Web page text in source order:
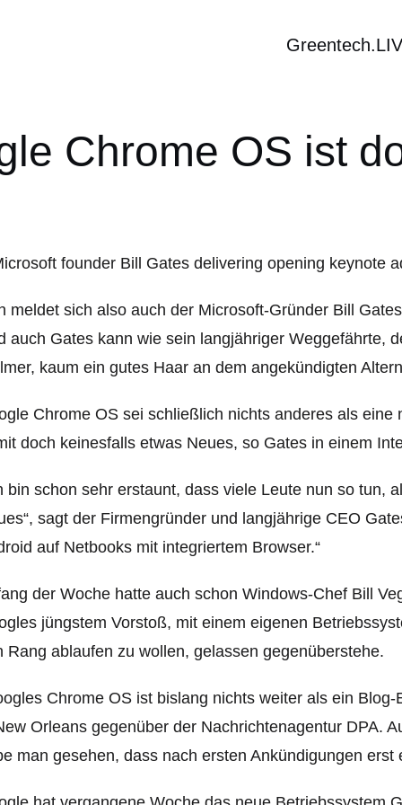
Chrome OS ist
meldet sich also auch der Microsoft-Gründer Bill
auch Gates kann wie sein langjähriger Weggefährte,
kaum ein gutes Haar an dem angekündigten
Chrome OS sei schließlich nichts anderes als
doch keinesfalls etwas Neues, so Gates in einem
bin schon sehr erstaunt, dass viele Leute nun so tun,
sagt der Firmengründer und langjährige CEO
auf Netbooks mit integriertem Browser.“
der Woche hatte auch schon Windows-Chef Bill
jüngstem Vorstoß, mit einem eigenen
Rang ablaufen zu wollen, gelassen gegenüberstehe.
Chrome OS ist bislang nichts weiter als ein
Orleans gegenüber der Nachrichtenagentur DPA.
man gesehen, dass nach ersten Ankündigungen